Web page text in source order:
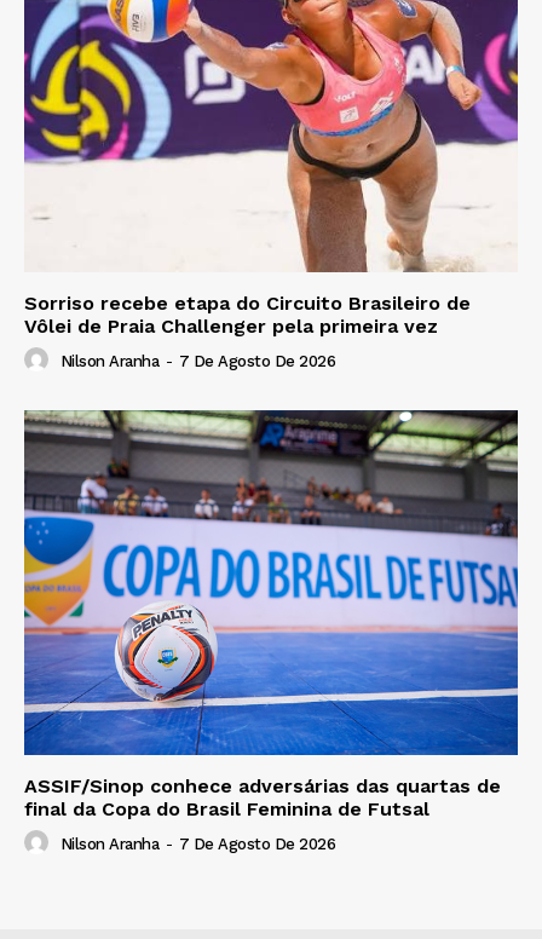
Sorriso recebe etapa do Circuito Brasileiro de
Vôlei de Praia Challenger pela primeira vez
Nilson Aranha - 7 De Agosto De 2026
ASSIF/Sinop conhece adversárias das quartas de
final da Copa do Brasil Feminina de Futsal
Nilson Aranha - 7 De Agosto De 2026